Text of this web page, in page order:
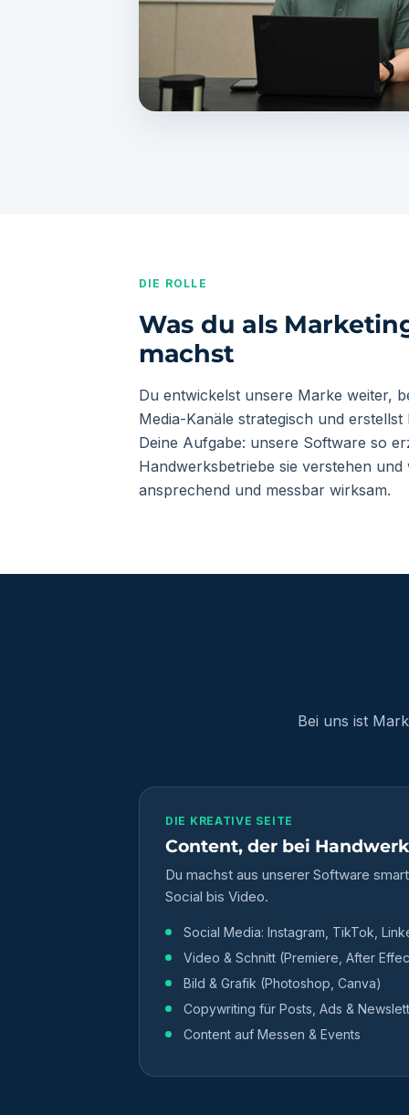
DIE ROLLE
Was du als
machst
Du entwickelst unsere Marke weiter,
Media-Kanäle strategisch und
Deine Aufgabe: unsere Software so
Handwerksbetriebe sie verstehen und
ansprechend und messbar wirksam.
Bei uns ist
DIE KREATIVE SEITE
Content, der bei
Du machst aus unserer Software
Social bis Video.
Social Media: Instagram, TikTok,
Video & Schnitt (Premiere, After
Bild & Grafik (Photoshop, Canva)
Copywriting für Posts, Ads &
Content auf Messen & Events